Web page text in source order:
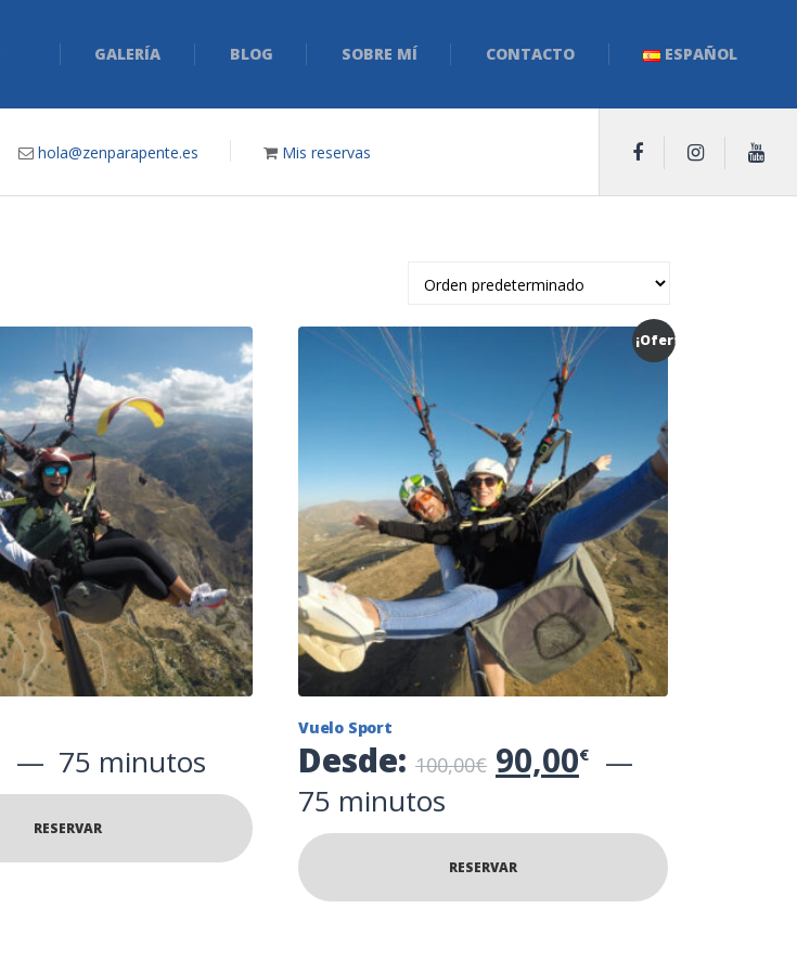
GALERÍA BLOG SOBRE MÍ CONTACTO ESPAÑOL
hola@zenparapente.es Mis reservas
75 minutos
RESERVAR
¡Oferta!
Vuelo Sport
Desde: 100,00€ El precio original
90,00€El precio
75 minutos
RESERVAR